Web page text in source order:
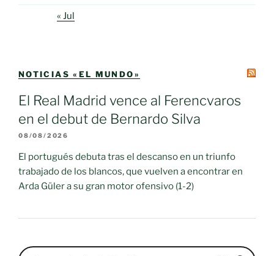
« Jul
NOTICIAS «EL MUNDO»
El Real Madrid vence al Ferencvaros
en el debut de Bernardo Silva
08/08/2026
El portugués debuta tras el descanso en un triunfo
trabajado de los blancos, que vuelven a encontrar en
Arda Güler a su gran motor ofensivo (1-2)